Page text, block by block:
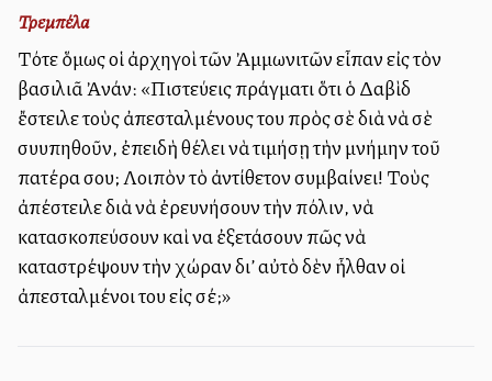
Τρεμπέλα
Τότε ὅμως οἱ ἀρχηγοὶ τῶν Ἀμμωνιτῶν εἶπαν εἰς τὸν
βασιλιᾶ Ἀνάν: «Πιστεύεις πράγματι ὅτι ὁ Δαβὶδ
ἔστειλε τοὺς ἀπεσταλμένους του πρὸς σὲ διὰ νὰ σὲ
συλλυπηθοῦν, ἐπειδὴ θέλει νὰ τιμήσῃ τὴν μνήμην τοῦ
πατέρα σου; Λοιπὸν τὸ ἀντίθετον συμβαίνει! Τοὺς
ἀπέστειλε διὰ νὰ ἐρευνήσουν τὴν πόλιν, νὰ
κατασκοπεύσουν καὶ να ἐξετάσουν πῶς νὰ
καταστρέψουν τὴν χώραν δι’ αὐτὸ δὲν ἦλθαν οἱ
ἀπεσταλμένοι του εἰς σέ;»